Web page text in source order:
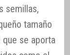
semillas,
tamaño
se aporta